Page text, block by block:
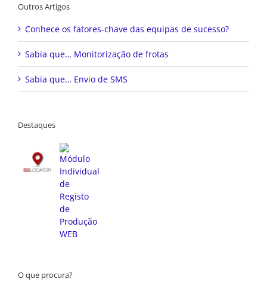
Outros Artigos
Conhece os fatores-chave das equipas de sucesso?
Sabia que… Monitorização de frotas
Sabia que… Envio de SMS
Destaques
O que procura?